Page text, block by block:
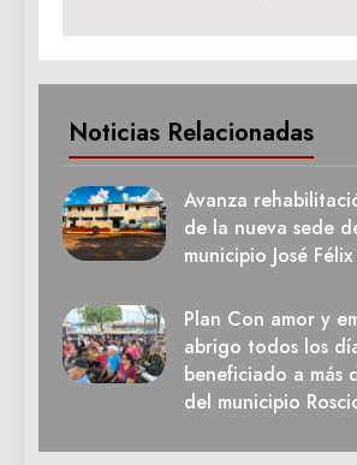
Noticias Relacionadas
Avanza
de la nueva sede
municipio José Félix
Plan Con amor y
abrigo todos los
beneficiado a más
del municipio